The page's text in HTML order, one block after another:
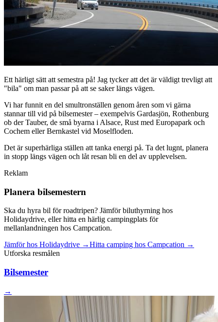
Ett härligt sätt att semestra på! Jag tycker att det är väldigt trevligt att
"bila" om man passar på att se saker längs vägen.
Vi har funnit en del smultronställen genom åren som vi gärna
stannar till vid på bilsemester – exempelvis Gardasjön, Rothenburg
ob der Tauber, de små byarna i Alsace, Rust med Europapark och
Cochem eller Bernkastel vid Moselfloden.
Det är superhärliga ställen att tanka energi på. Ta det lugnt, planera
in stopp längs vägen och låt resan bli en del av upplevelsen.
Reklam
Planera bilsemestern
Ska du hyra bil för roadtripen? Jämför biluthyrning hos
Holidaydrive, eller hitta en härlig campingplats för
mellanlandningen hos Campcation.
Jämför hos Holidaydrive →Hitta camping hos Campcation →
Utforska resmålen
Bilsemester
→